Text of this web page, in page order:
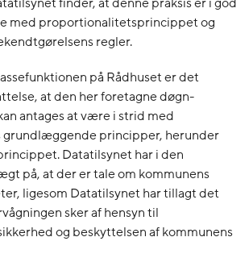
finder, at denne praksis er i god
med proportionalitetsprincippet og
regler.
på Rådhuset er det
at den her foretagne døgn-
antages at være i strid med
grundlæggende principper, herunder
Datatilsynet har i den
på, at der er tale om kommunens
ligesom Datatilsynet har tillagt det
sker af hensyn til
og beskyttelsen af kommunens